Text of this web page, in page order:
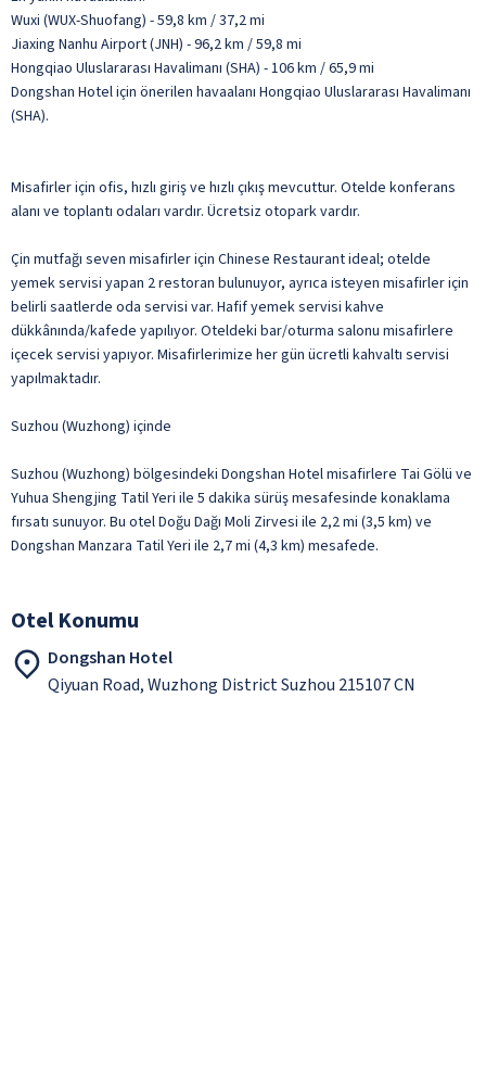
Wuxi (WUX-Shuofang) - 59,8 km / 37,2 mi
Jiaxing Nanhu Airport (JNH) - 96,2 km / 59,8 mi
Hongqiao Uluslararası Havalimanı (SHA) - 106 km / 65,9 mi
Dongshan Hotel için önerilen havaalanı Hongqiao Uluslararası Havalimanı
(SHA).
Misafirler için ofis, hızlı giriş ve hızlı çıkış mevcuttur. Otelde konferans
alanı ve toplantı odaları vardır. Ücretsiz otopark vardır.
Çin mutfağı seven misafirler için Chinese Restaurant ideal; otelde
yemek servisi yapan 2 restoran bulunuyor, ayrıca isteyen misafirler için
belirli saatlerde oda servisi var. Hafif yemek servisi kahve
dükkânında/kafede yapılıyor. Oteldeki bar/oturma salonu misafirlere
içecek servisi yapıyor. Misafirlerimize her gün ücretli kahvaltı servisi
yapılmaktadır.
Suzhou (Wuzhong) içinde
Suzhou (Wuzhong) bölgesindeki Dongshan Hotel misafirlere Tai Gölü ve
Yuhua Shengjing Tatil Yeri ile 5 dakika sürüş mesafesinde konaklama
fırsatı sunuyor. Bu otel Doğu Dağı Moli Zirvesi ile 2,2 mi (3,5 km) ve
Dongshan Manzara Tatil Yeri ile 2,7 mi (4,3 km) mesafede.
Otel Konumu
Dongshan Hotel
Qiyuan Road, Wuzhong District Suzhou 215107 CN